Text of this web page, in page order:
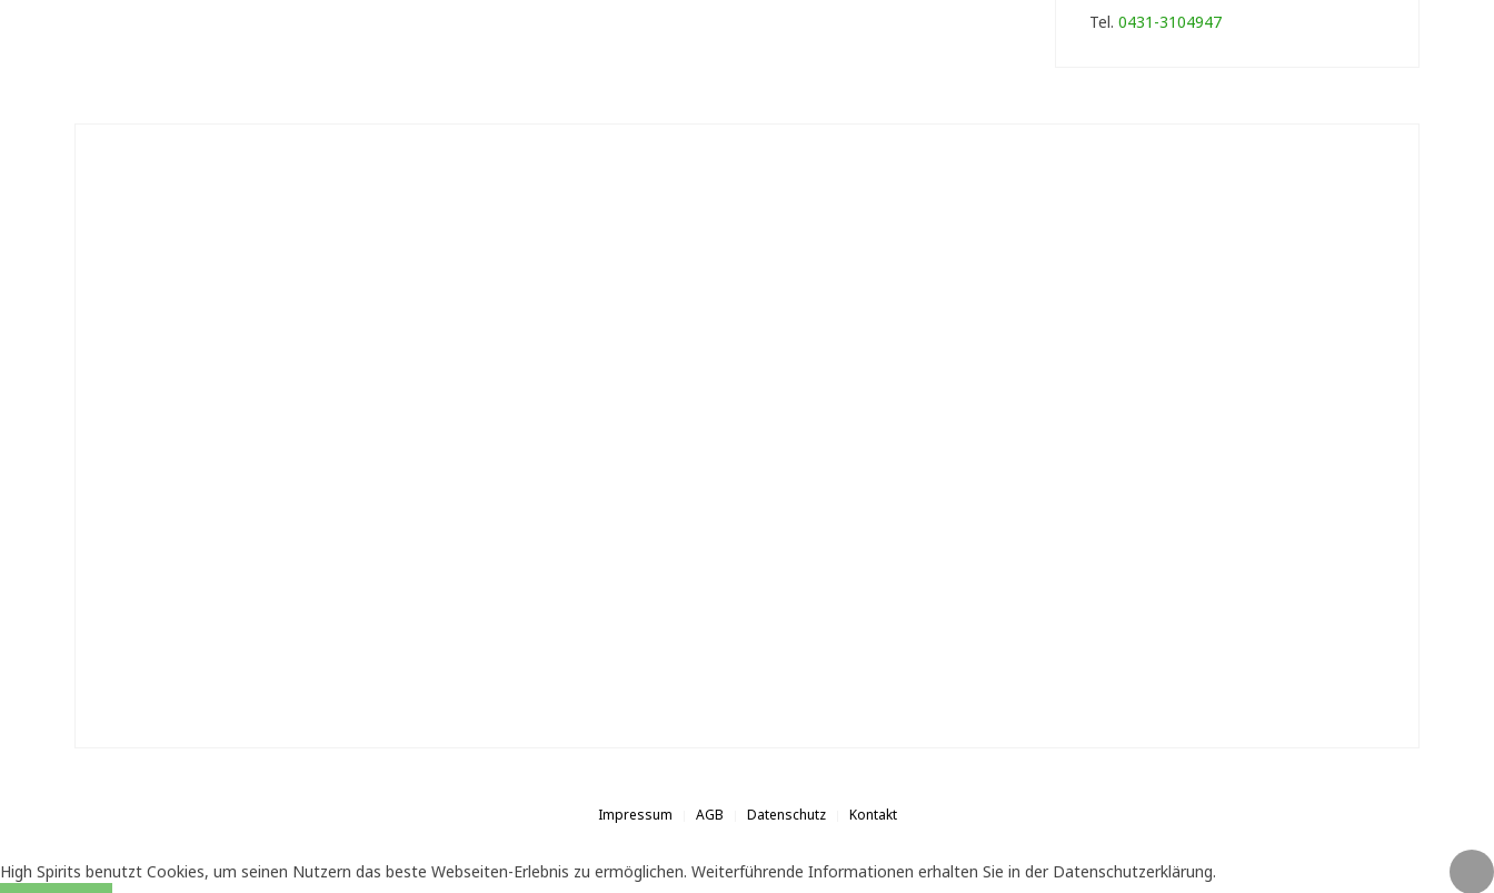
Tel. 0431-3104947
Impressum AGB Datenschutz Kontakt
High Spirits benutzt Cookies, um seinen Nutzern das beste Webseiten-Erlebnis zu ermöglichen. Weiterführende Informationen erhalten Sie in der Datenschutzerklärung.